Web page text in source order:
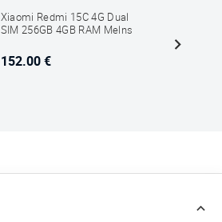
Xiaomi Redmi 15C 4G Dual
SIM 256GB 4GB RAM Melns
152.00 €